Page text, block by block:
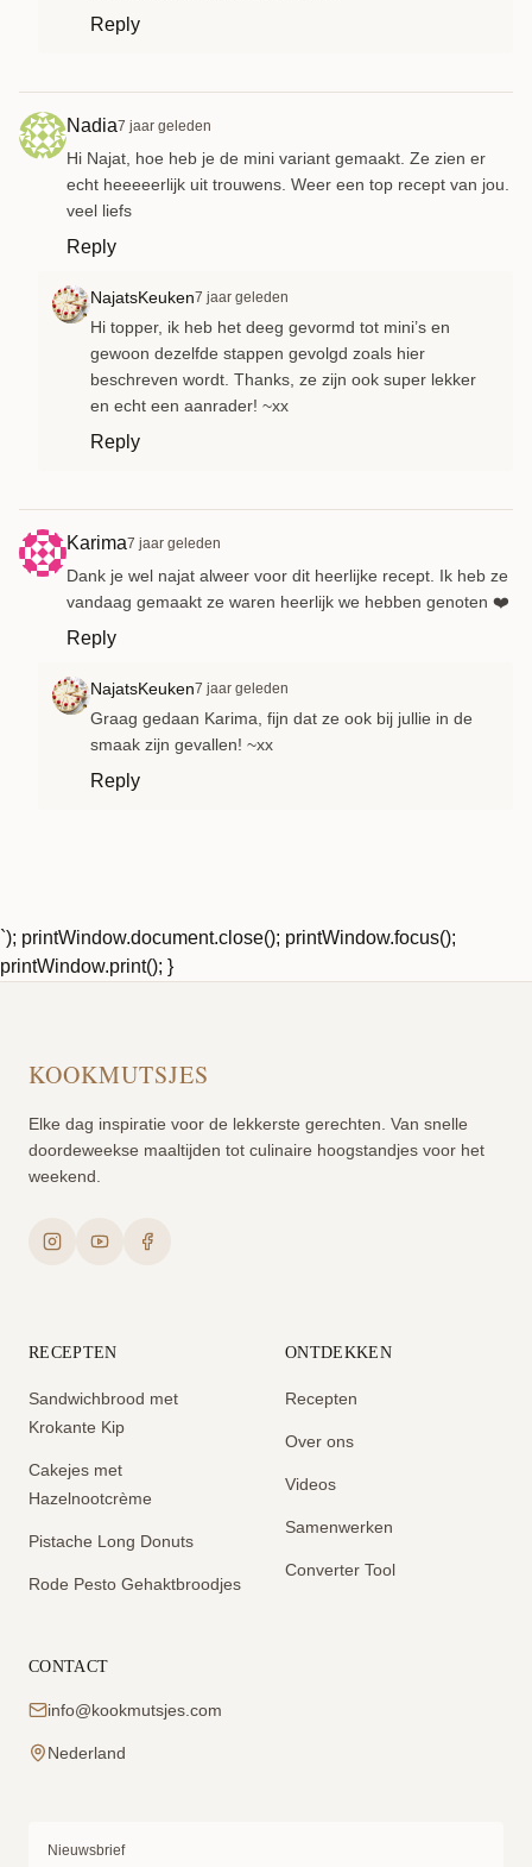
Reply
Nadia7 jaar geleden
Hi Najat, hoe heb je de mini variant gemaakt. Ze zien er
echt heeeeerlijk uit trouwens. Weer een top recept van jou.
veel liefs
Reply
NajatsKeuken7 jaar geleden
Hi topper, ik heb het deeg gevormd tot mini’s en
gewoon dezelfde stappen gevolgd zoals hier
beschreven wordt. Thanks, ze zijn ook super lekker
en echt een aanrader! ~xx
Reply
Karima7 jaar geleden
Dank je wel najat alweer voor dit heerlijke recept. Ik heb ze
vandaag gemaakt ze waren heerlijk we hebben genoten ❤️
Reply
NajatsKeuken7 jaar geleden
Graag gedaan Karima, fijn dat ze ook bij jullie in de
smaak zijn gevallen! ~xx
Reply
`); printWindow.document.close(); printWindow.focus();
printWindow.print(); }
KOOKMUTSJES
Elke dag inspiratie voor de lekkerste gerechten. Van snelle
doordeweekse maaltijden tot culinaire hoogstandjes voor het
weekend.
RECEPTEN
Sandwichbrood met
Krokante Kip
Cakejes met
Hazelnootcrème
Pistache Long Donuts
Rode Pesto Gehaktbroodjes
ONTDEKKEN
Recepten
Over ons
Videos
Samenwerken
Converter Tool
CONTACT
info@kookmutsjes.com
Nederland
Nieuwsbrief